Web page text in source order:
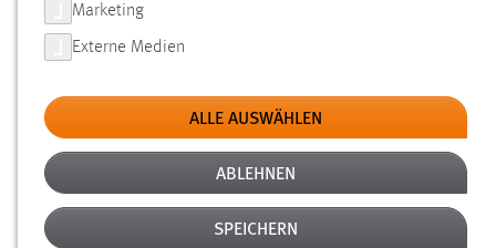
FILTER
Typ
Erstellungsdatum
Alter
Marketing
Externe Medien
ALLE AUSWÄHLEN
ABLEHNEN
SPEICHERN